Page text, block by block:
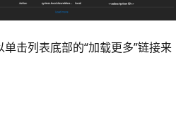
击列表底部的“加载更多”链接来